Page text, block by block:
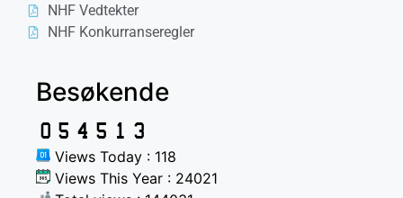
NHF Vedtekter
NHF Konkurranseregler
Besøkende
Views Today : 118
Views This Year : 24021